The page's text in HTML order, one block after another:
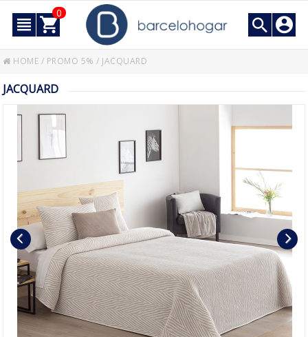
0
HOME / PROMO 5% / JACQUARD
JACQUARD